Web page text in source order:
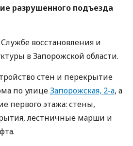
разрушенного подъезда
Службе восстановления и
в Запорожской области.
стен и перекрытие
по улицеЗапорожская, 2-а, а
первого этажа: стены,
лестничные марши и